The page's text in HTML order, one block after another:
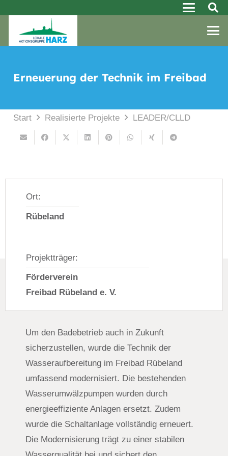
Erneuerung der Technik im Freibad
Start Realisierte Projekte LEADER/CLLD
Ort:
Rübeland
Projektträger:
Förderverein
Freibad Rübeland e. V.
Um den Badebetrieb auch in Zukunft
sicherzustellen, wurde die Technik der
Wasseraufbereitung im Freibad Rübeland
umfassend modernisiert. Die bestehenden
Wasserumwälzpumpen wurden durch
energieeffiziente Anlagen ersetzt. Zudem
wurde die Schaltanlage vollständig erneuert.
Die Modernisierung trägt zu einer stabilen